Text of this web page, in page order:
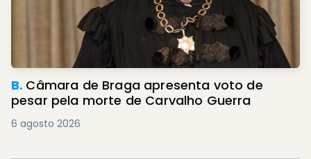
B. Câmara de Braga apresenta voto de
pesar pela morte de Carvalho Guerra
6 agosto 2026